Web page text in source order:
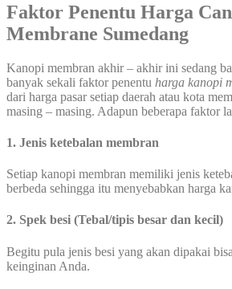
Faktor Penentu Harga
Membrane Sumedang
Kanopi membran akhir – akhir ini sedang
banyak sekali faktor penentu harga kanopi
dari harga pasar setiap daerah atau kota
masing – masing. Adapun beberapa faktor
1. Jenis ketebalan membran
Setiap kanopi membran memiliki jenis
berbeda sehingga itu menyebabkan harga
2. Spek besi (Tebal/tipis besar dan kecil)
Begitu pula jenis besi yang akan dipakai
keinginan Anda.